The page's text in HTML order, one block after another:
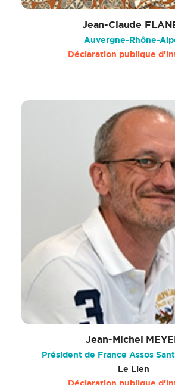
Jean-Claude
Auvergne-Rhône-
Déclaration publique
Jean-Michel
Président de France Assos
Le Lien